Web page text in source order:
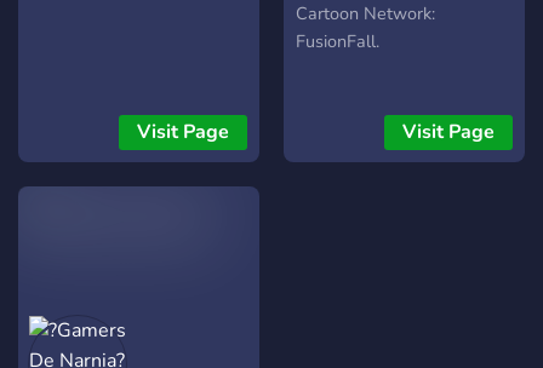
Visit Page
Cartoon Network:
FusionFall.
Visit Page